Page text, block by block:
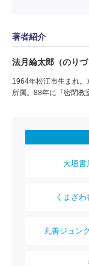
著者紹介
法月綸太郎（のりづ
1964年松江市生まれ
所属。88年に『密閉教
大垣書
くまざわ
丸善ジュン